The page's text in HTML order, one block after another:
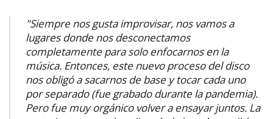
"Siempre nos gusta improvisar, nos vamos a
lugares donde nos desconectamos
completamente para solo enfocarnos en la
música. Entonces, este nuevo proceso del disco
nos obligó a sacarnos de base y tocar cada uno
por separado (fue grabado durante la pandemia).
Pero fue muy orgánico volver a ensayar juntos. La